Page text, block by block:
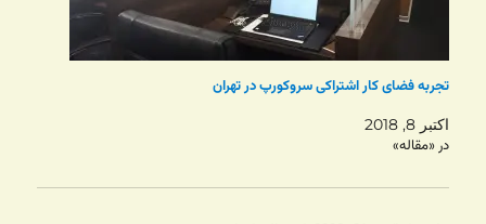
تجربه فضای کار اشتراکی سروکورپ در تهران
اکتبر 8, 2018
در «مقاله»